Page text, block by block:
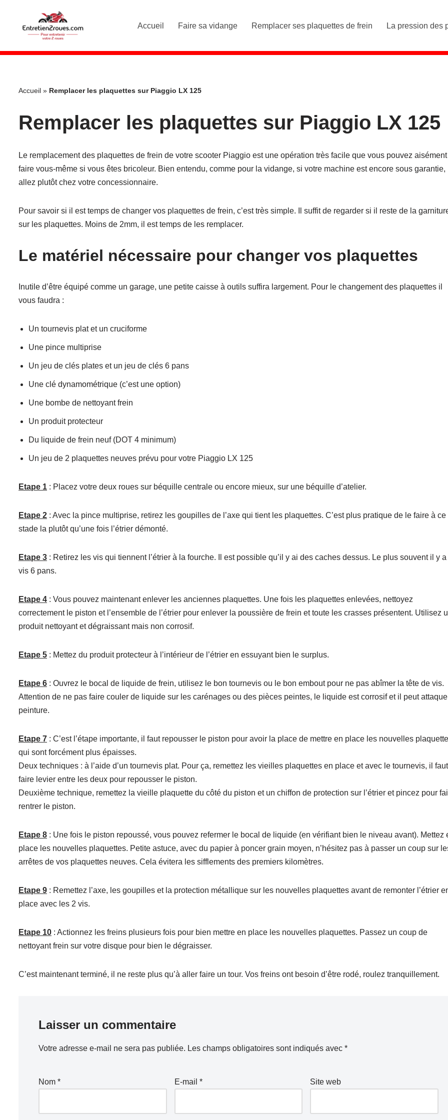
Aller
contenu
Accueil Faire sa vidange Remplacer ses plaquettes de frein La pression des
Accueil » Remplacer les plaquettes sur Piaggio LX 125
Remplacer les plaquettes sur Piaggio LX 125
Le remplacement des plaquettes de frein de votre scooter Piaggio est une opération très facile que vous pouvez aisément
faire vous-même si vous êtes bricoleur. Bien entendu, comme pour la vidange, si votre machine est encore sous garantie,
allez plutôt chez votre concessionnaire.
Pour savoir si il est temps de changer vos plaquettes de frein, c’est très simple. Il suffit de regarder si il reste de la
sur les plaquettes. Moins de 2mm, il est temps de les remplacer.
Le matériel nécessaire pour changer vos plaquettes
Inutile d’être équipé comme un garage, une petite caisse à outils suffira largement. Pour le changement des plaquettes il
vous faudra :
Un tournevis plat et un cruciforme
Une pince multiprise
Un jeu de clés plates et un jeu de clés 6 pans
Une clé dynamométrique (c’est une option)
Une bombe de nettoyant frein
Un produit protecteur
Du liquide de frein neuf (DOT 4 minimum)
Un jeu de 2 plaquettes neuves prévu pour votre Piaggio LX 125
Etape 1 : Placez votre deux roues sur béquille centrale ou encore mieux, sur une béquille d’atelier.
Etape 2 : Avec la pince multiprise, retirez les goupilles de l’axe qui tient les plaquettes. C’est plus pratique de le faire à ce
stade la plutôt qu’une fois l’étrier démonté.
Etape 3 : Retirez les vis qui tiennent l’étrier à la fourche. Il est possible qu’il y ai des caches dessus. Le plus souvent il y a
vis 6 pans.
Etape 4 : Vous pouvez maintenant enlever les anciennes plaquettes. Une fois les plaquettes enlevées, nettoyez
correctement le piston et l’ensemble de l’étrier pour enlever la poussière de frein et toute les crasses présentent. Utilisez
produit nettoyant et dégraissant mais non corrosif.
Etape 5 : Mettez du produit protecteur à l’intérieur de l’étrier en essuyant bien le surplus.
Etape 6 : Ouvrez le bocal de liquide de frein, utilisez le bon tournevis ou le bon embout pour ne pas abîmer la tête de vis.
Attention de ne pas faire couler de liquide sur les carénages ou des pièces peintes, le liquide est corrosif et il peut
peinture.
Etape 7 : C’est l’étape importante, il faut repousser le piston pour avoir la place de mettre en place les nouvelles
qui sont forcément plus épaisses.
Deux techniques : à l’aide d’un tournevis plat. Pour ça, remettez les vieilles plaquettes en place et avec le tournevis, il faut
faire levier entre les deux pour repousser le piston.
Deuxième technique, remettez la vieille plaquette du côté du piston et un chiffon de protection sur l’étrier et pincez pour
rentrer le piston.
Etape 8 : Une fois le piston repoussé, vous pouvez refermer le bocal de liquide (en vérifiant bien le niveau avant). Mettez
place les nouvelles plaquettes. Petite astuce, avec du papier à poncer grain moyen, n’hésitez pas à passer un coup sur
arrêtes de vos plaquettes neuves. Cela évitera les sifflements des premiers kilomètres.
Etape 9 : Remettez l’axe, les goupilles et la protection métallique sur les nouvelles plaquettes avant de remonter l’étrier
place avec les 2 vis.
Etape 10 : Actionnez les freins plusieurs fois pour bien mettre en place les nouvelles plaquettes. Passez un coup de
nettoyant frein sur votre disque pour bien le dégraisser.
C’est maintenant terminé, il ne reste plus qu’à aller faire un tour. Vos freins ont besoin d’être rodé, roulez tranquillement.
Laisser un commentaire
Votre adresse e-mail ne sera pas publiée. Les champs obligatoires sont indiqués avec *
Nom * E-mail * Site web